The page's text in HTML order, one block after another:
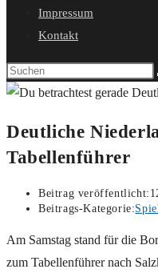
Impressum
Kontakt
Deutliche
Tabellenführer
Beitrag veröffentlicht:
Beitrags-Kategorie:
Am Samstag stand für die
zum Tabellenführer nach